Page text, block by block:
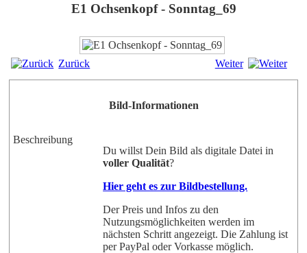
E1 Ochsenkopf - Sonntag_69
Zurück Weiter
Bild-Informationen
Beschreibung
Du willst Dein Bild als digitale Datei in
voller Qualität?
Hier geht es zur Bildbestellung.
Der Preis und Infos zu den
Nutzungsmöglichkeiten werden im
nächsten Schritt angezeigt. Die Zahlung ist
per PayPal oder Vorkasse möglich.